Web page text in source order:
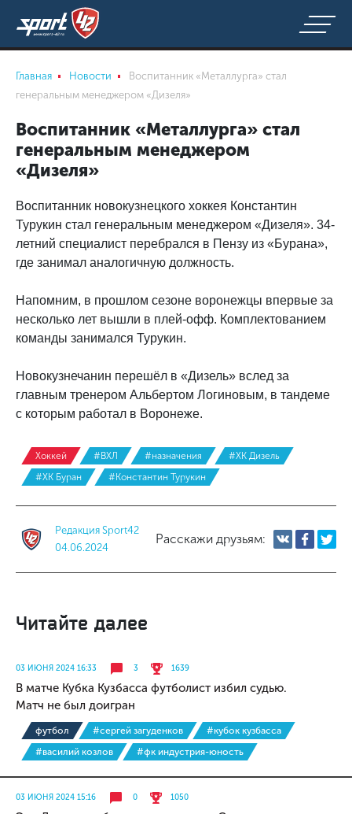
Главная Новости
Воспитанник «Металлурга» стал
генеральным менеджером «Дизеля»
Воспитанник «Металлурга» стал
генеральным менеджером
«Дизеля»
Воспитанник новокузнецкого хоккея Константин
Турукин стал генеральным менеджером «Дизеля». 34-
летний специалист перебрался в Пензу из «Бурана»,
где занимал аналогичную должность.
Напомним, в прошлом сезоне воронежцы впервые за
несколько лет вышли в плей-офф. Комплектованием
команды занимался Турукин.
Новокузнечанин перешёл в «Дизель» вслед за
главным тренером Альбертом Логиновым, в тандеме
с которым работал в Воронеже.
Хоккей #ВХЛ #назначения
#ХК Дизель
#ХК Буран
#Константин Турукин
Редакция Sport42
04.06.2024
Расскажи друзьям:
Читайте далее
03 ИЮНЯ 2024 16:33 3 1639
В матче Кубка Кузбасса футболист избил судью.
Матч не был доигран
футбол #сергей загуденков
#кубок кузбасса
#василий козлов
#фк индустрия-юность
03 ИЮНЯ 2024 15:16 0 1050